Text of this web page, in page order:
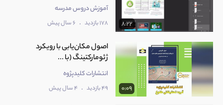
8:22
آموزش دروس مدرسه
178 بازدید . 6 سال پیش
0:09
اصول مکان‌یابی با رویکرد
ژئومارکتینگ (با ...
انتشارات کلیدپژوه
49 بازدید . 4 سال پیش